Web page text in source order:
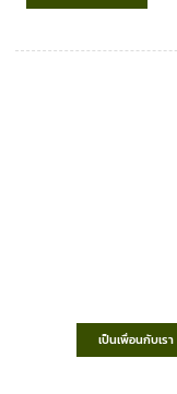
เป็นเพื่อนกับเรา